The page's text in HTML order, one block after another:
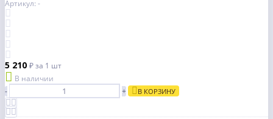
Артикул: -
5 210 ₽за 1 шт
В наличии
-
+ В КОРЗИНУ